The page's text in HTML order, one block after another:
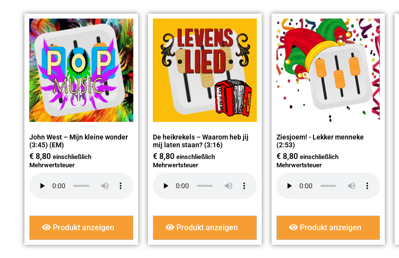
John West – Mijn kleine wonder
(3:45) (EM)
€ 8,80 einschließlich
Mehrwertsteuer
Produkt anzeigen
De heikrekels – Waarom heb jij
mij laten staan? (3:16)
€8,80 einschließlich
Mehrwertsteuer
Produkt anzeigen
Ziesjoem! - Lekker menneke
(2:53)
€8,80 einschließlich
Mehrwertsteuer
Produkt anzeigen